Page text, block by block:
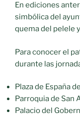
En ediciones
simbólica del
quema del pelele
Para conocer el
durante las
Plaza de España
Parroquia de San
Palacio del